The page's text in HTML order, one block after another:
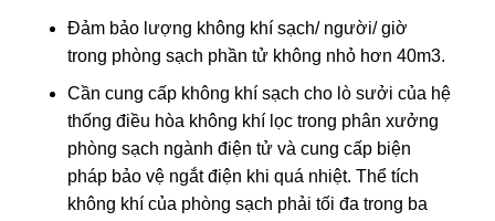
Đảm bảo lượng không khí sạch/ người/ giờ
trong phòng sạch phần tử không nhỏ hơn 40m3.
Cần cung cấp không khí sạch cho lò sưởi của hệ
thống điều hòa không khí lọc trong phân xưởng
phòng sạch ngành điện tử và cung cấp biện
pháp bảo vệ ngắt điện khi quá nhiệt. Thể tích
không khí của phòng sạch phải tối đa trong ba